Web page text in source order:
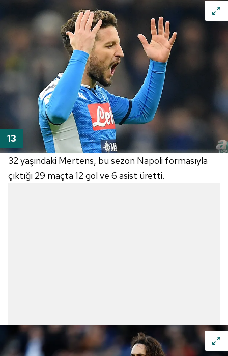
32 yaşındaki Mertens, bu sezon Napoli formasıyla
çıktığı 29 maçta 12 gol ve 6 asist üretti.